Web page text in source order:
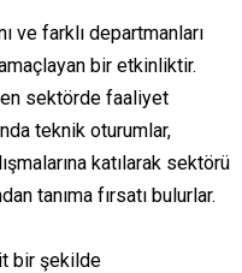
ve farklı departmanları
bir etkinliktir.
sektörde faaliyet
teknik oturumlar,
katılarak sektörü
tanıma fırsatı bulurlar.
bir şekilde